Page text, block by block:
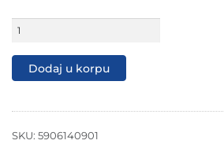
tihi
za
vazduh
L
Dodaj u korpu
SKU: 5906140901